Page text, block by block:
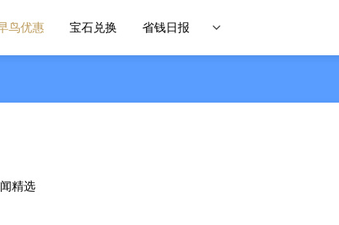
鸟优惠 宝石兑换 省钱日报
精选